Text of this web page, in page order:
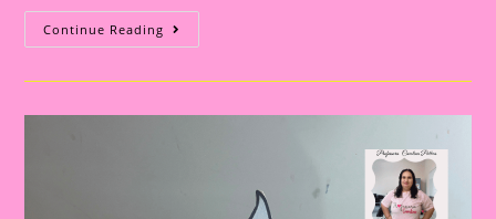
Continue Reading DICA
PARA
EXPERIMENTO
ÁGUA